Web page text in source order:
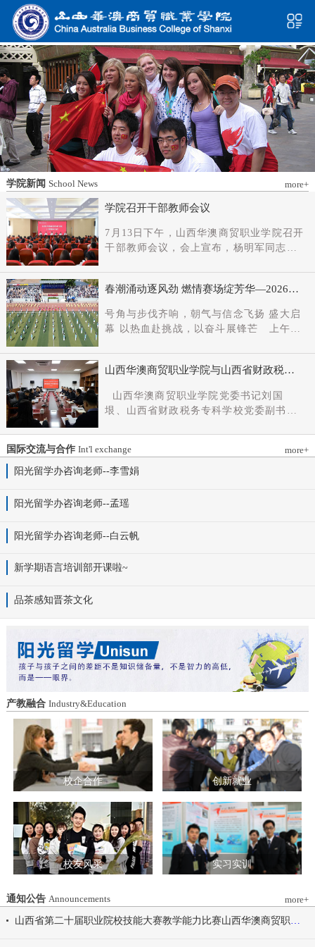
学院新闻 School News more+
学院召开干部教师会议
7月13日下午，山西华澳商贸职业学院召开
干部教师会议，会上宣布，杨明军同志任
记、督导专员职务。省委教育工委主持日
常工作的副书记（正厅长级），省教育厅
党组成员、副厅长王军出席会议并讲话。
新任党委书记杨明军同志、理事长刘耀国
分别作表态发言，刘国垠同志主持会议。
省委组织部干部六处、省委教育工委组织
领导班子成员、中层干部及教师代表参加
会议。
春潮涌动逐风劲 燃情赛场绽芳华—2026年
号角与步伐齐响，朝气与信念飞扬 盛大启
幕 以热血赴挑战，以奋斗展锋芒 上午9
扬，国旗护卫队整齐着装、身姿挺拔、精
神抖擞，护送五星红旗庄严入场，鲜红的
旗帜在春日暖阳下熠熠生辉，彰显着华澳
学子赤诚的家国情怀与昂扬的精神风貌。
紧随其后，校旗方阵、彩旗方阵依次行
进，彩旗猎猎映晴空，灵动的步伐与明媚
景。全场师生肃立，升国旗、奏唱国歌。
冉冉升起，全体师生行注目礼，目光坚
时代华章。 学院院长白峰致开幕词，
动会是学院践行“健康第一”教育理念、推
动会为契机，涵养健康体魄、锤炼坚韧意
志，将赛场上的拼搏精神、协作意识转化
为学习工作的强大动力，凝心聚力、笃行
不怠，共同书写华澳学院高质量发展的崭
新篇章。 本届开幕式以“逐梦 健康 奋进
感恩”为脉络，献上四场精彩展演。 健康
同行，雅韵律动 优雅交谊舞翩跹起舞，
舞步轻盈、配合默契，在旋转与迈步间绽
放自信从容的青春风采。 感恩于心，团
结奋进 歌舞表演温暖有力，音符与舞步
传递同心同行的信念，凝聚团结力量，共
赴赛场追梦之旅。 学院党委书记刘国垠
宣布山西华澳商贸职业学院2026年春季田
径运动会正式开始！
山西华澳商贸职业学院与山西省财政税务
建和思想政治工作结对共建协议
山西华澳商贸职业学院党委书记刘国
垠、山西省财政税务专科学校党委副书记
院长白峰主持。签约仪式现场气氛庄重而
热烈。 山西省财政税务专科学校党委副
本情况以及党建和思政工作方面的做法进
工作向“有效覆盖”“全面提质”提出几点建
议：一要筑牢组织根基。以党建标准化、
组织生活联过等方式，筑牢学校事业发展
源共享机制，共同开发实践教学基地，打
造特色育人载体。三要强化队伍建设。通
过挂职帮带、专题培训、观摩交流等形
式，培育政治强、业务精、作风正的党务
和思政工作队伍。四要推动深度融合。把
结对共建融入专业建设、科研创新、人才
培养、社会服务全过程，让党建引领下的
校际合作，既赋能民办高校规范发展，也
助力公办高校拓展育人维度。 在共同见
证下，三方校领导签署了《党建和思想政
治工作结对共建协议书》。 此次签约不
仅为党建和思想政治工作搭建起常态化、
制度化的交流平台，更为三方在更广领
域、更深层次的合作奠定了坚实基础。相
关责任部门将主动对接、深化交流，推动
共建内容落地见效，共同谱写公办民办高
校协同发展的新篇章。
国际交流与合作 Int'l exchange
more+
阳光留学办咨询老师--李雪娟
阳光留学办咨询老师--孟瑶
阳光留学办咨询老师--白云帆
新学期语言培训部开课啦~
品茶感知晋茶文化
产教融合 Industry&Education
校企合作 创新就业
校友风采 实习实训
通知公告 Announcements
more+
山西省第二十届职业院校技能大赛教学能力比赛山西华澳商贸职业学院参赛团队信息公示